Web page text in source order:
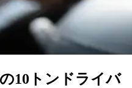
10トンドライバ